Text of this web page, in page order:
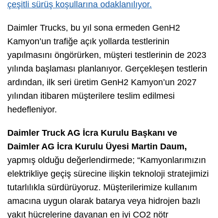
çeşitli sürüş koşullarına odaklanılıyor.
Daimler Trucks, bu yıl sona ermeden GenH2
Kamyon’un trafiğe açık yollarda testlerinin
yapılmasını öngörürken, müşteri testlerinin de 2023
yılında başlaması planlanıyor. Gerçekleşen testlerin
ardından, ilk seri üretim GenH2 Kamyon’un 2027
yılından itibaren müşterilere teslim edilmesi
hedefleniyor.
Daimler Truck AG İcra Kurulu Başkanı ve
Daimler AG İcra Kurulu Üyesi Martin Daum,
yapmış olduğu değerlendirmede; “Kamyonlarımızın
elektrikliye geçiş sürecine ilişkin teknoloji stratejimizi
tutarlılıkla sürdürüyoruz. Müşterilerimize kullanım
amacına uygun olarak batarya veya hidrojen bazlı
yakıt hücrelerine dayanan en iyi CO2 nötr